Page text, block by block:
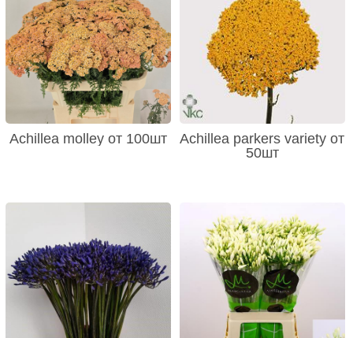
Achillea molley от 100шт
Achillea parkers variety от
50шт